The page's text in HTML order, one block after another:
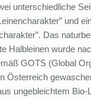
unterschiedliche
und
Das
Halbleinen wurde
GOTS (Global
Österreich
ungebleichtem Bio-